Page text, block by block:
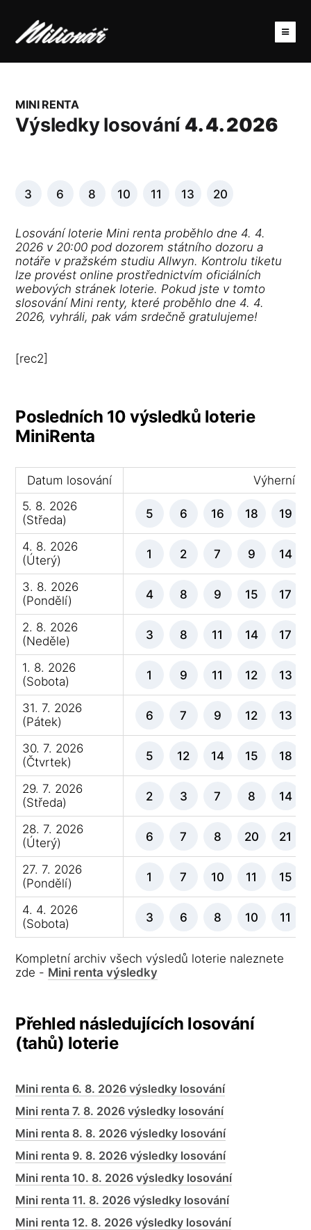
MINI RENTA
Výsledky losování 4. 4. 2026
3 6 8 10 11 13 20
Losování loterie Mini renta proběhlo dne 4. 4.
2026 v 20:00 pod dozorem státního dozoru a
notáře v pražském studiu Allwyn. Kontrolu tiketu
lze provést online prostřednictvím oficiálních
webových stránek loterie. Pokud jste v tomto
slosování Mini renty, které proběhlo dne 4. 4.
2026, vyhráli, pak vám srdečně gratulujeme!
[rec2]
Posledních 10 výsledků loterie
MiniRenta
Datum losování
Výherní
5. 8. 2026
(Středa)
5 6 16 18 19
4. 8. 2026
(Úterý)
1 2 7 9 14
3. 8. 2026
(Pondělí)
4 8 9 15 17
2. 8. 2026
(Neděle)
3 8 11 14 17
1. 8. 2026
(Sobota)
1 9 11 12 13
31. 7. 2026
(Pátek)
6 7 9 12 13
30. 7. 2026
(Čtvrtek)
5 12 14 15 18
29. 7. 2026
(Středa)
2 3 7 8 14
28. 7. 2026
(Úterý)
6 7 8 20 21
27. 7. 2026
(Pondělí)
1 7 10 11 15
4. 4. 2026
(Sobota)
3 6 8 10 11
Kompletní archiv všech výsledů loterie naleznete
zde - Mini renta výsledky
Přehled následujících losování
(tahů) loterie
Mini renta 6. 8. 2026 výsledky losování
Mini renta 7. 8. 2026 výsledky losování
Mini renta 8. 8. 2026 výsledky losování
Mini renta 9. 8. 2026 výsledky losování
Mini renta 10. 8. 2026 výsledky losování
Mini renta 11. 8. 2026 výsledky losování
Mini renta 12. 8. 2026 výsledky losování